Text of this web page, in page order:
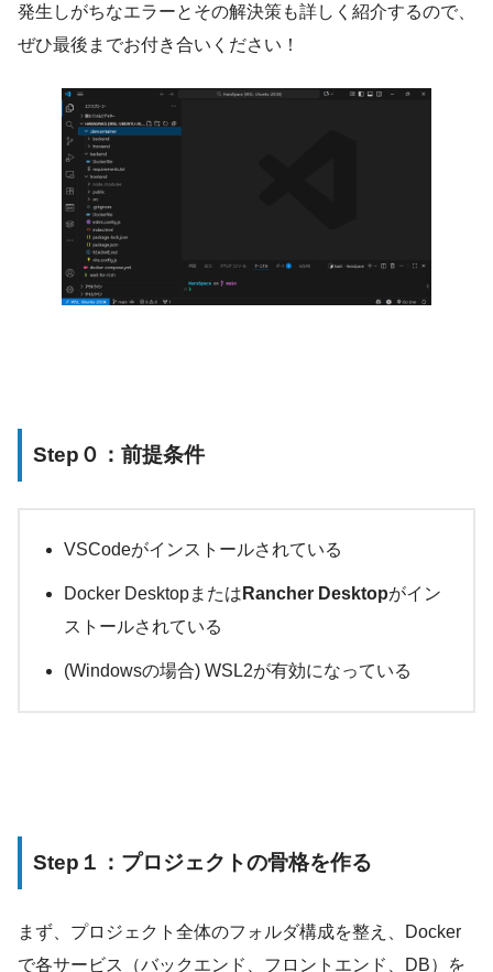
発生しがちなエラーとその解決策も詳しく紹介するので、
ぜひ最後までお付き合いください！
Step０：前提条件
VSCodeがインストールされている
Docker Desktopまたは Rancher Desktopがイン
ストールされている
(Windowsの場合) WSL2が有効になっている
Step１：プロジェクトの骨格を作る
まず、プロジェクト全体のフォルダ構成を整え、Docker
で各サービス（バックエンド、フロントエンド、DB）を